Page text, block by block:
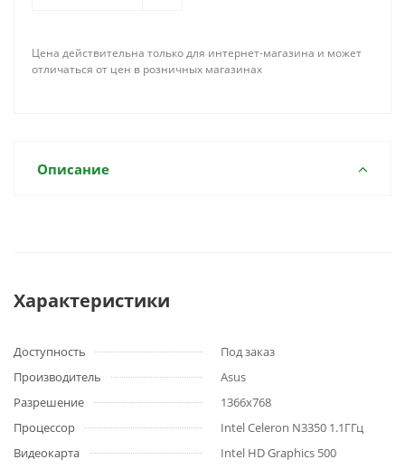
Цена действительна только для интернет-магазина и может
отличаться от цен в розничных магазинах
Описание
Характеристики
Доступность
Под заказ
Производитель
Asus
Разрешение
1366x768
Процессор
Intel Celeron N3350 1.1ГГц
Видеокарта
Intel HD Graphics 500